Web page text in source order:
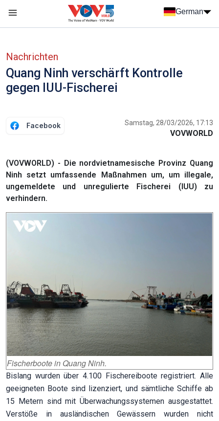
German
Nachrichten
Quang Ninh verschärft Kontrolle
gegen IUU-Fischerei
Facebook Samstag, 28/03/2026, 17:13
VOVWORLD
(VOVWORLD) - Die nordvietnamesische Provinz Quang
Ninh setzt umfassende Maßnahmen um, um illegale,
ungemeldete und unregulierte Fischerei (IUU) zu
verhindern.
Fischerboote in Quang Ninh.
Bislang wurden über 4.100 Fischereiboote registriert. Alle
geeigneten Boote sind lizenziert, und sämtliche Schiffe ab
15 Metern sind mit Überwachungssystemen ausgestattet.
Verstöße in ausländischen Gewässern wurden nicht